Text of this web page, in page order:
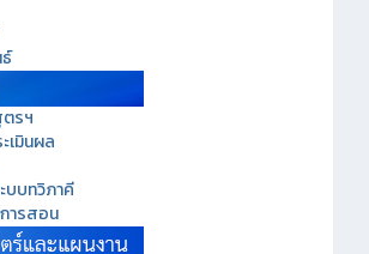
รฯ
เมินผล
บบทวิภาคี
ารสอน